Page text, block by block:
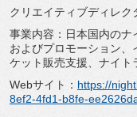
クリエイティブディレク
事業内容：日本国内のナ
およびプロモーション、
ケット販売支援、 ナイト
Webサイト： https://
8ef2-4fd1-b8fe-